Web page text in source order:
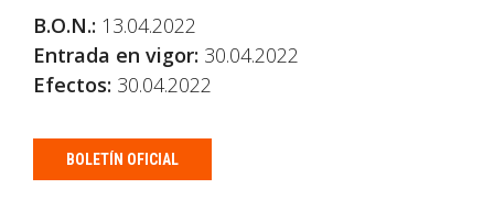
B.O.N.: 13.04.2022
Entrada en vigor: 30.04.2022
Efectos: 30.04.2022
BOLETÍN OFICIAL